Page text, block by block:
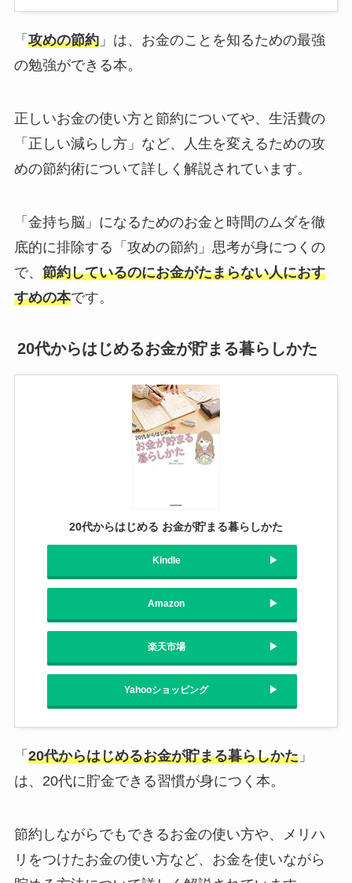
「 攻めの節約」は、お金のことを知るための最強
の勉強ができる本。
正しいお金の使い方と節約についてや、生活費の
「正しい減らし方」など、人生を変えるための攻
めの節約術について詳しく解説されています。
「金持ち脳」になるためのお金と時間のムダを徹
底的に排除する「攻めの節約」思考が身につくの
で、 節約しているのにお金がたまらない人におす
すめの本です。
20代からはじめるお金が貯まる暮らしかた
20代からはじめる お金が貯まる暮らしかた
Kindle
Amazon
楽天市場
Yahooショッピング
「 20代からはじめるお金が貯まる暮らしかた」
は、20代に貯金できる習慣が身につく本。
節約しながらでもできるお金の使い方や、メリハ
リをつけたお金の使い方など、お金を使いながら